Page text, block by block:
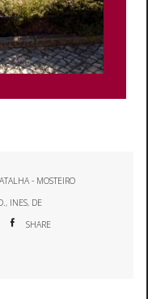
- MOSTEIRO
, INES, DE
SHARE